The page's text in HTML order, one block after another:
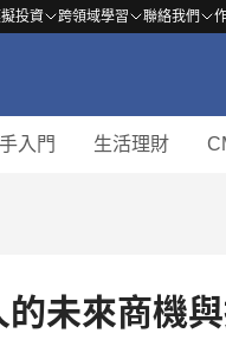
投資 跨領域學習 聯絡我們
入門 生活理財
未來商機